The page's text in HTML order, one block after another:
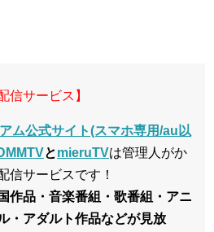
信サービス】
ム公式サイト(スマホ専用/au以
とmieruTVは管理人がか
信サービスです！
作品・音楽番組・歌番組・アニ
・アダルト作品などが見放